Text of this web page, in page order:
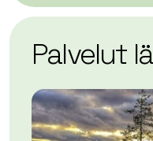
−Palvelut